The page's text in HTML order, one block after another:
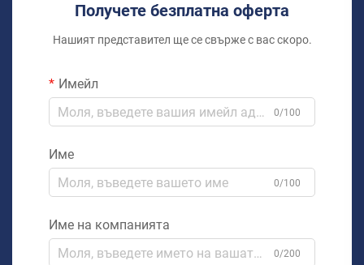
Получете безплатна оферта
Нашият представител ще се свърже с вас скоро.
Имейл
0/100
Име
0/100
Име на компанията
0/200